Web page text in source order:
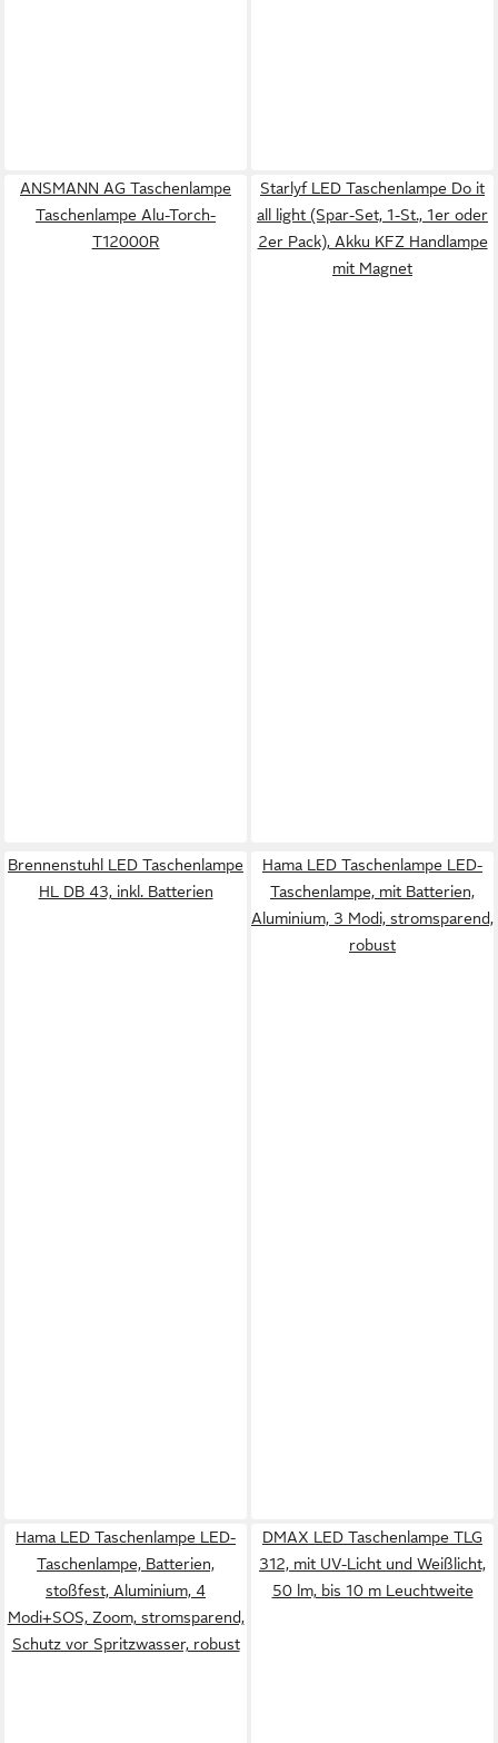
ANSMANN AG Taschenlampe
Taschenlampe Alu-Torch-
T12000R
Starlyf LED Taschenlampe Do it
all light (Spar-Set, 1-St., 1er oder
2er Pack), Akku KFZ Handlampe
mit Magnet
Brennenstuhl LED Taschenlampe
HL DB 43, inkl. Batterien
Hama LED Taschenlampe LED-
Taschenlampe, mit Batterien,
Aluminium, 3 Modi, stromsparend,
robust
Hama LED Taschenlampe LED-
Taschenlampe, Batterien,
stoßfest, Aluminium, 4
Modi+SOS, Zoom, stromsparend,
Schutz vor Spritzwasser, robust
DMAX LED Taschenlampe TLG
312, mit UV-Licht und Weißlicht,
50 lm, bis 10 m Leuchtweite